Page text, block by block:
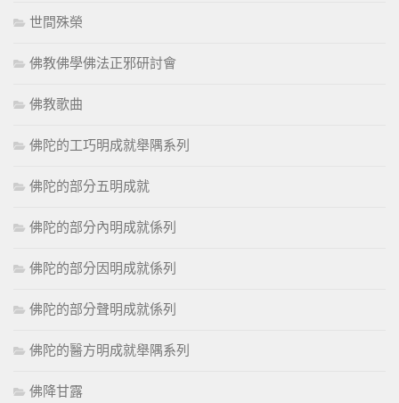
世間殊榮
佛教佛學佛法正邪研討會
佛教歌曲
佛陀的工巧明成就舉隅系列
佛陀的部分五明成就
佛陀的部分內明成就係列
佛陀的部分因明成就係列
佛陀的部分聲明成就係列
佛陀的醫方明成就舉隅系列
佛降甘露